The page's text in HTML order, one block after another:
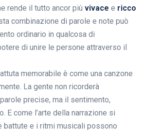
rende il tutto ancor più vivace e ricco
combinazione di parole e note può
ordinario in qualcosa di
di unire le persone attraverso il
memorabile è come una canzone
La gente non ricorderà
precise, ma il sentimento,
E come l’arte della narrazione si
battute e i ritmi musicali possono